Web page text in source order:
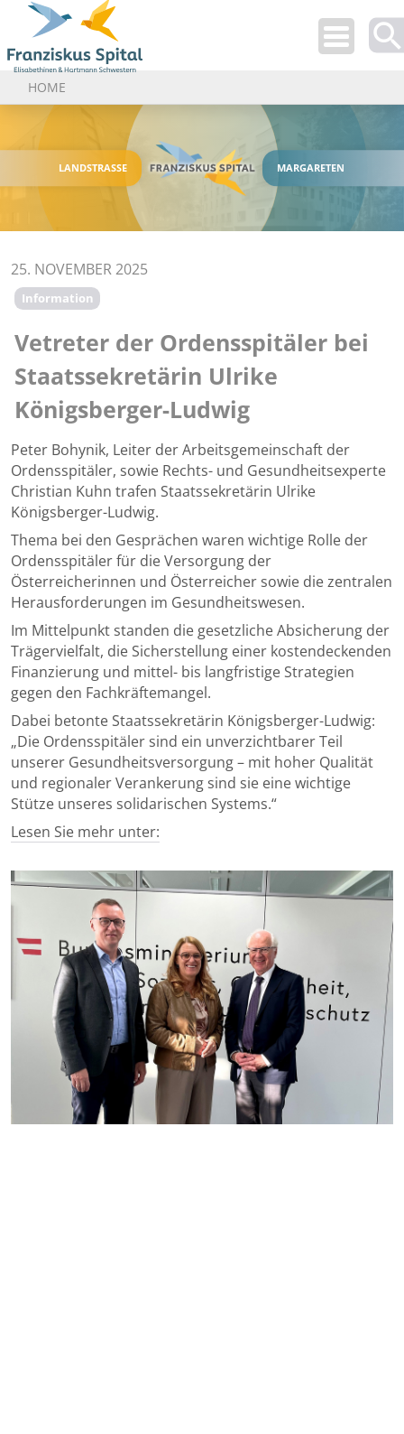
and
can
and
HOME
LANDSTRASSE MARGARETEN
25. NOVEMBER 2025
Information
Vetreter der Ordensspitäler bei
Staatssekretärin Ulrike
Königsberger-Ludwig
Peter Bohynik, Leiter der Arbeitsgemeinschaft der
Ordensspitäler, sowie Rechts- und Gesundheitsexperte
Christian Kuhn trafen Staatssekretärin Ulrike
Königsberger-Ludwig.
Thema bei den Gesprächen waren wichtige Rolle der
Ordensspitäler für die Versorgung der
Österreicherinnen und Österreicher sowie die zentralen
Herausforderungen im Gesundheitswesen.
Im Mittelpunkt standen die gesetzliche Absicherung der
Trägervielfalt, die Sicherstellung einer kostendeckenden
Finanzierung und mittel- bis langfristige Strategien
gegen den Fachkräftemangel.
Dabei betonte Staatssekretärin Königsberger-Ludwig:
„Die Ordensspitäler sind ein unverzichtbarer Teil
unserer Gesundheitsversorgung – mit hoher Qualität
und regionaler Verankerung sind sie eine wichtige
Stütze unseres solidarischen Systems.“
Lesen Sie mehr unter: